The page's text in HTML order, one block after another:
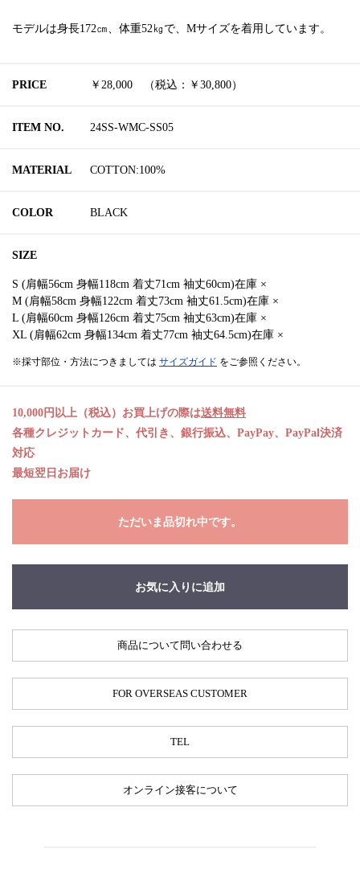
モデルは身長172㎝、体重52㎏で、Mサイズを着用しています。
PRICE ￥28,000 （税込：￥30,800）
ITEM NO. 24SS-WMC-SS05
MATERIAL COTTON:100%
COLOR BLACK
SIZE
S (肩幅56cm 身幅118cm 着丈71cm 袖丈60cm)在庫 ×
M (肩幅58cm 身幅122cm 着丈73cm 袖丈61.5cm)在庫 ×
L (肩幅60cm 身幅126cm 着丈75cm 袖丈63cm)在庫 ×
XL (肩幅62cm 身幅134cm 着丈77cm 袖丈64.5cm)在庫 ×
※採寸部位・方法につきましては サイズガイド をご参照ください。
10,000円以上（税込）お買上げの際は送料無料
各種クレジットカード、代引き、銀行振込、PayPay、PayPal決済
対応
最短翌日お届け
ただいま品切れ中です。
お気に入りに追加
商品について問い合わせる
FOR OVERSEAS CUSTOMER
TEL
オンライン接客について